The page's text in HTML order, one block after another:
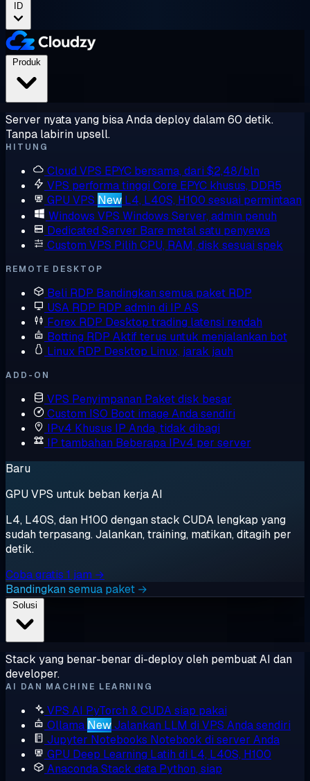
ID
Server nyata yang bisa Anda deploy dalam 60 detik.
Tanpa labirin upsell.
HITUNG
Cloud VPS EPYC bersama, dari $2,48/bln
VPS performa tinggi Core EPYC khusus, DDR5
GPU VPS New L4, L40S, H100 sesuai permintaan
Windows VPS Windows Server, admin penuh
Dedicated Server Bare metal satu penyewa
Custom VPS Pilih CPU, RAM, disk sesuai spek
REMOTE DESKTOP
Beli RDP Bandingkan semua paket RDP
USA RDP RDP admin di IP AS
Forex RDP Desktop trading latensi rendah
Botting RDP Aktif terus untuk menjalankan bot
Linux RDP Desktop Linux, jarak jauh
ADD-ON
VPS Penyimpanan Paket disk besar
Custom ISO Boot image Anda sendiri
IPv4 Khusus IP Anda, tidak dibagi
IP tambahan Beberapa IPv4 per server
Baru
GPU VPS untuk beban kerja AI
L4, L40S, dan H100 dengan stack CUDA lengkap yang
sudah terpasang. Jalankan, training, matikan, ditagih per
detik.
Coba gratis 1 jam →
Bandingkan semua paket →
Stack yang benar-benar di-deploy oleh pembuat AI dan
developer.
AI DAN MACHINE LEARNING
VPS AI PyTorch & CUDA siap pakai
Ollama NewJalankan LLM di VPS Anda sendiri
Jupyter Notebooks Notebook di server Anda
GPU Deep Learning Latih di L4, L40S, H100
AnacondaStack data Python, siap